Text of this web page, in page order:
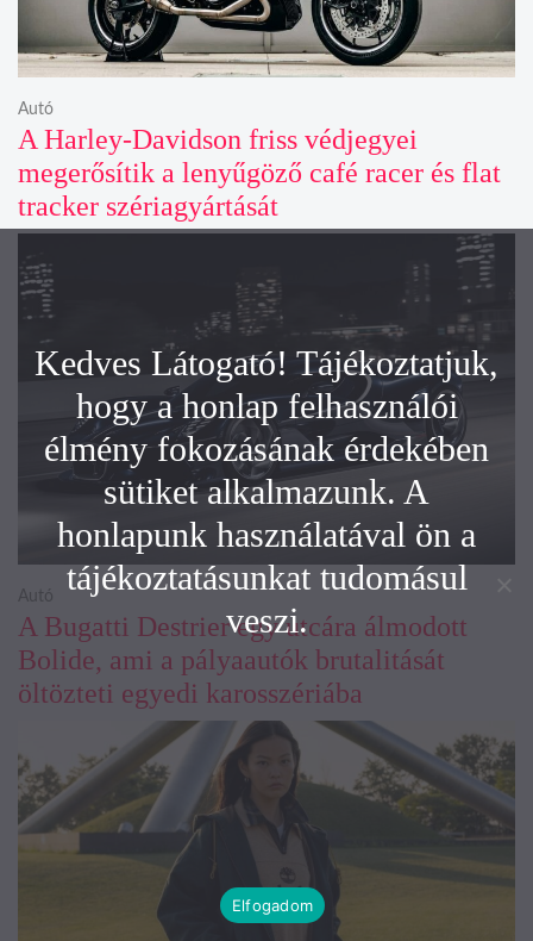
A Harley-Davidson friss védjegyei
megerősítik a lenyűgöző café racer és flat
tracker szériagyártását
Autó
A Bugatti Destrier egy utcára álmodott
Bolide, ami a pályaautók brutalitását
öltözteti egyedi karosszériába
Autó
Kedves Látogató! Tájékoztatjuk,
hogy a honlap felhasználói
élmény fokozásának érdekében
sütiket alkalmazunk. A
honlapunk használatával ön a
tájékoztatásunkat tudomásul
veszi.
Elfogadom